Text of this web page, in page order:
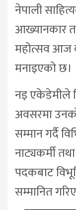
नेपाली
आख्यानकार
महोत्सव आज
मनाइएको छ।
नइ एकेडेमीले
अवसरमा
सम्मान गर्दै
नाट्यकर्मी
पदकबाट
सम्मानित